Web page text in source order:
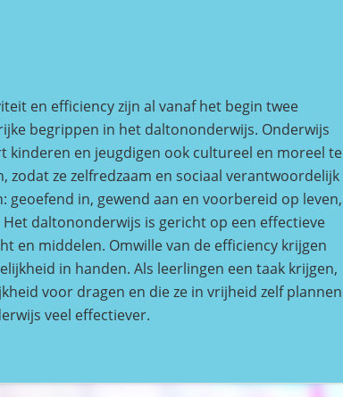
en efficiency zijn al vanaf het begin twee
begrippen in het daltononderwijs. Onderwijs
kinderen en jeugdigen ook cultureel en moreel te
zodat ze zelfredzaam en sociaal verantwoordelijk
geoefend in, gewend aan en voorbereid op leven,
daltononderwijs is gericht op een effectieve
en middelen. Omwille van de efficiency krijgen
in handen. Als leerlingen een taak krijgen,
voor dragen en die ze in vrijheid zelf plannen
veel effectiever.